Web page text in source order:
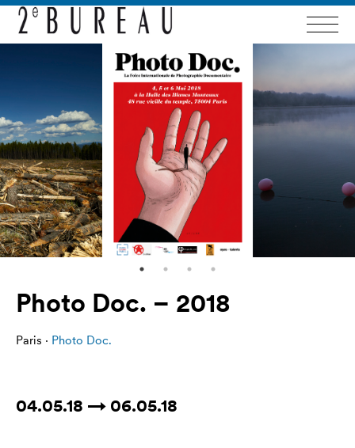
Photo Doc. – 2018
Paris · Photo Doc.
04.05.18 → 06.05.18